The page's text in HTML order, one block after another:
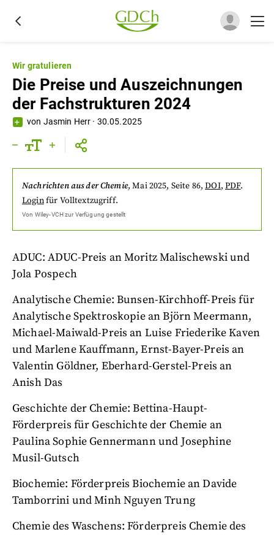
Wir gratulieren
Die Preise und Auszeichnungen
der Fachstrukturen 2024
von Jasmin Herr · 30.05.2025
Nachrichten aus der Chemie,Mai 2025, Seite 86,DOI,PDF.
Loginfür Volltextzugriff.
Von Wiley-VCHzur Verfügung gestellt
ADUC: ADUC-Preis an Moritz Malischewski und
Jola Pospech
Analytische Chemie: Bunsen-Kirchhoff-Preis für
Analytische Spektroskopie an Björn Meermann,
Michael-Maiwald-Preis an Luise Friederike Kaven
und Marlene Kauffmann, Ernst-Bayer-Preis an
Valentin Göldner, Eberhard-Gerstel-Preis an
Anish Das
Geschichte der Chemie: Bettina-Haupt-
Förderpreis für Geschichte der Chemie an
Paulina Sophie Gennermann und Josephine
Musil-Gutsch
Biochemie: Förderpreis Biochemie an Davide
Tamborrini und Minh Nguyen Trung
Chemie des Waschens: Förderpreis Chemie des